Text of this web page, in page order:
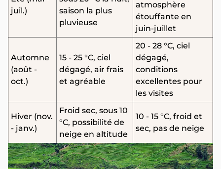
juil.)
saison la plus
pluvieuse
atmosphère
étouffante en
juin-juillet
Automne
(août -
oct.)
15 - 25 °C, ciel
dégagé, air frais
et agréable
20 - 28 °C, ciel
dégagé,
conditions
excellentes pour
les visites
Hiver (nov.
- janv.)
Froid sec, sous 10
°C, possibilité de
neige en altitude
10 - 15 °C, froid et
sec, pas de neige